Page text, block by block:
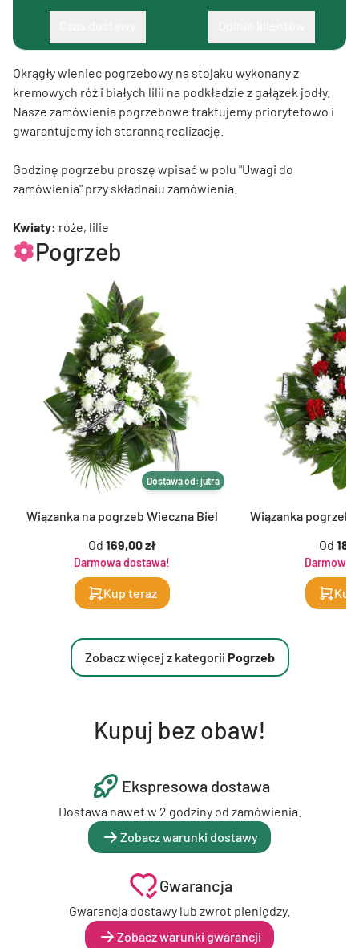
Okrągły wieniec pogrzebowy na stojaku wykonany z
kremowych róż i białych lilii na podkładzie z gałązek jodły.
Nasze zamówienia pogrzebowe traktujemy priorytetowo i
gwarantujemy ich staranną realizację.
Godzinę pogrzebu proszę wpisać w polu "Uwagi do
zamówienia" przy składnaiu zamówienia.
Kwiaty: róże, lilie
Pogrzeb
Dostawa od: jutra
Wiązanka na pogrzeb Wieczna Biel
Od 169,00 zł
Darmowa dostawa!
Kup teraz
Wiązanka
Od
Darmowa
Zobacz więcej z kategorii Pogrzeb
Kupuj bez obaw!
Ekspresowa dostawa
Dostawa nawet w 2 godziny od zamówienia.
Zobacz warunki dostawy
Gwarancja
Gwarancja dostawy lub zwrot pieniędzy.
Zobacz warunki gwarancji